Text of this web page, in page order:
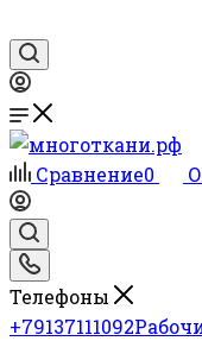
Сравнение0
Телефоны
+79137111092